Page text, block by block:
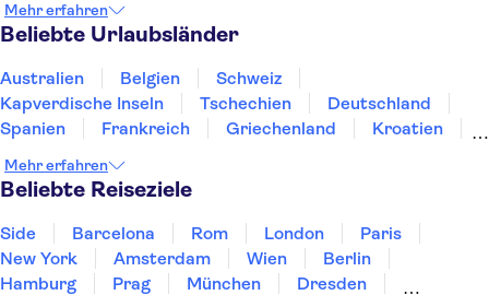
Athens Archeological Museum
Temple of Olympian Zeus
Archeological Museum of Chania
Elafonisi
Paleokastritsa Monastery
Mehr erfahren
Beliebte Urlaubsländer
Australien Belgien
Schweiz
Kapverdische Inseln
Tschechien
Deutschland
Spanien
Frankreich Griechenland
Kroatien
Norwegen
Polen
Mehr erfahren
Beliebte Reiseziele
Side Barcelona Rom London
Paris
New York
Amsterdam Wien
Berlin
Hamburg
Prag München
Dresden